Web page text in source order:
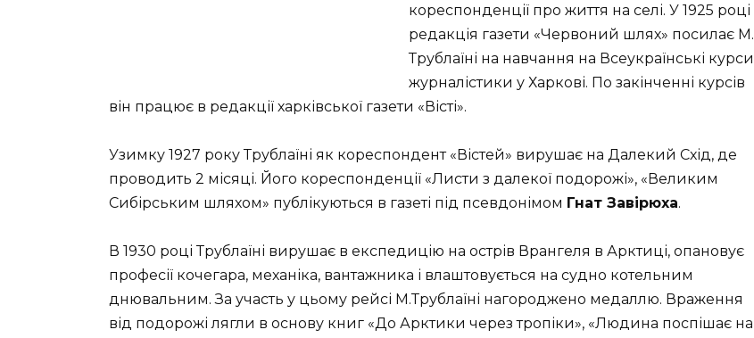
кореспонденції про життя на селі. У 1925 році
редакція газети «Червоний шлях» посилає М.
Трублаїні на навчання на Всеукраїнські курси
журналістики у Харкові. По закінченні курсів
він працює в редакції харківської газети «Вісті».
Узимку 1927 року Трублаїні як кореспондент «Вістей» вирушає на Далекий Схід, де
проводить 2 місяці. Його кореспонденції «Листи з далекої подорожі», «Великим
Сибірським шляхом» публікуються в газеті під псевдонімом Гнат Завірюха.
В 1930 році Трублаїні вирушає в експедицію на острів Врангеля в Арктиці, опановує
професії кочегара, механіка, вантажника і влаштовується на судно котельним
днювальним. За участь у цьому рейсі М.Трублаїні нагороджено медаллю. Враження
від подорожі лягли в основу книг «До Арктики через тропіки», «Людина поспішає на